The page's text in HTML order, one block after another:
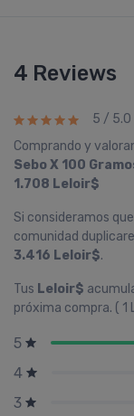
4 Reviews
5 / 5.0
Comprando y
Sebo X 100
1.708 Leloir$
Si consideramos
comunidad
3.416 Leloir$.
Tus Leloir$
próxima compra. ( 1
5
4
3